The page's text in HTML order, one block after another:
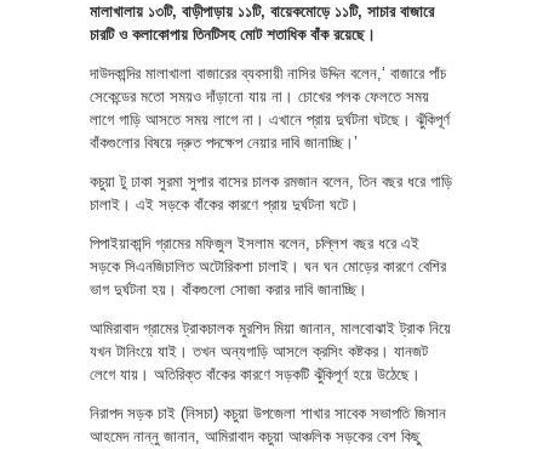
মালাখালায় ১৩টি, বাড়ীপাড়ায় ১১টি, বায়েকমোড়ে ১১টি, সাচার বাজারে
চারটি ও কলাকোপায় তিনটিসহ মোট শতাধিক বাঁক রয়েছে।
দাউদকান্দির মালাখালা বাজারের ব্যবসায়ী নাসির উদ্দিন বলেন,‘ বাজারে পাঁচ
সেকেন্ডের মতো সময়ও দাঁড়ানো যায় না। চোখের পলক ফেলতে সময়
লাগে গাড়ি আসতে সময় লাগে না। এখানে প্রায় দুর্ঘটনা ঘটছে। ঝুঁকিপূর্ণ
বাঁকগুলোর বিষয়ে দ্রুত পদক্ষেপ নেয়ার দাবি জানাচ্ছি।’
কচুয়া টু ঢাকা সুরমা সুপার বাসের চালক রমজান বলেন, তিন বছর ধরে গাড়ি
চালাই। এই সড়কে বাঁকের কারণে প্রায় দুর্ঘটনা ঘটে।
পিপাইয়াকান্দি গ্রামের মফিজুল ইসলাম বলেন, চল্লিশ বছর ধরে এই
সড়কে সিএনজিচালিত অটোরিকশা চালাই। ঘন ঘন মোড়ের কারণে বেশির
ভাগ দুর্ঘটনা হয়। বাঁকগুলো সোজা করার দাবি জানাচ্ছি।
আমিরাবাদ গ্রামের ট্রাকচালক মুরশিদ মিয়া জানান, মালবোঝাই ট্রাক নিয়ে
যখন টানিংয়ে যাই। তখন অন্যগাড়ি আসলে ক্রসিং কষ্টকর। যানজট
লেগে যায়। অতিরিক্ত বাঁকের কারণে সড়কটি ঝুঁকিপূর্ণ হয়ে উঠেছে।
নিরাপদ সড়ক চাই (নিসচা) কচুয়া উপজেলা শাখার সাবেক সভাপতি জিসান
আহমেদ নান্নু জানান, আমিরাবাদ কচুয়া আঞ্চলিক সড়কের বেশ কিছু